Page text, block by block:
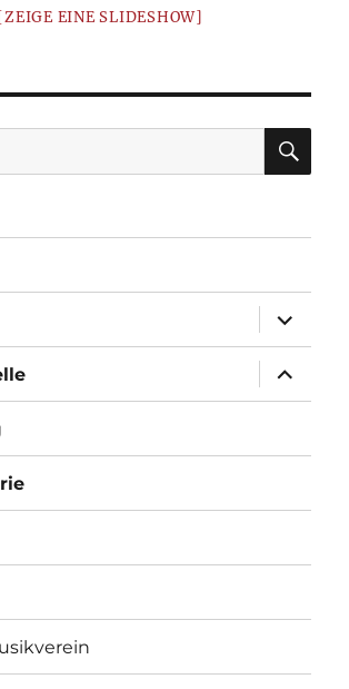
EINE SLIDESHOW]
öffnen
öffnen